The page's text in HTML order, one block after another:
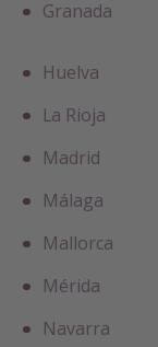
Granada
Huelva
La Rioja
Madrid
Málaga
Mallorca
Mérida
Navarra